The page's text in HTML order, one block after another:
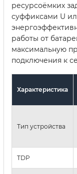
ресурсоёмких
суффиксами U
работы от
максимальную
подключения к
Характеристика
Тип устройства
TDP